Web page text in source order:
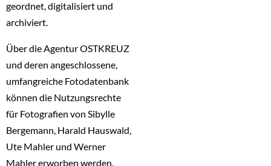
geordnet, digitalisiert und
archiviert.
Über die Agentur OSTKREUZ
und deren angeschlossene,
umfangreiche Fotodatenbank
können die Nutzungsrechte
für Fotografien von Sibylle
Bergemann, Harald Hauswald,
Ute Mahler und Werner
Mahler erworben werden.